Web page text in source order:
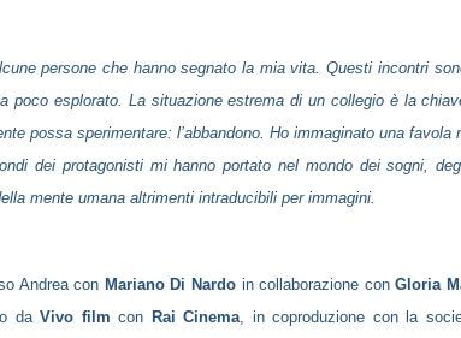
persone che hanno segnato la mia vita. Questi incontri
poco esplorato. La situazione estrema di un collegio è la
possa sperimentare: l’abbandono. Ho immaginato una favola
dei protagonisti mi hanno portato nel mondo dei sogni,
mente umana altrimenti intraducibili per immagini.
Andrea con Mariano Di Nardoin collaborazione conGloria
daVivo film con Rai Cinema , in coproduzione con la